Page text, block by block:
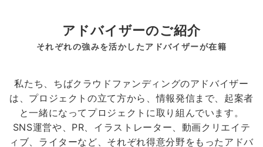
アドバイザーのご紹介
それぞれの強みを活かしたアドバイザーが在籍
私たち、ちばクラウドファンディングのアドバイザー
は、プロジェクトの立て方から、情報発信まで、起案者
と一緒になってプロジェクトに取り組んでいます。
SNS運営や、PR、イラストレーター、動画クリエイテ
ィブ、ライターなど、それぞれ得意分野をもったアドバ